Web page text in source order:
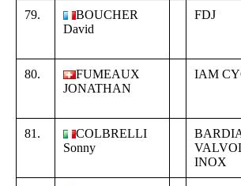
79.
BOUCHER
David
FDJ
80.
FUMEAUX
JONATHAN
IAM
81.
COLBRELLI
Sonny
INOX